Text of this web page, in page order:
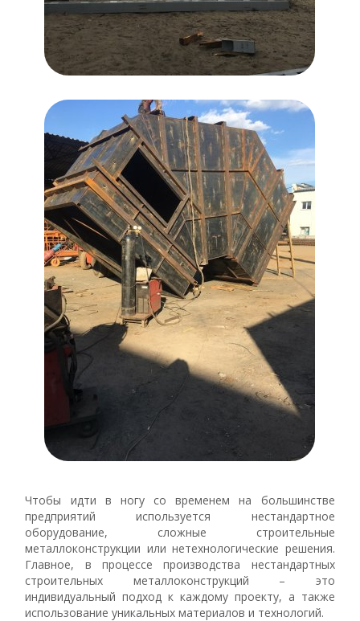
Чтобы идти в ногу со временем на большинстве
предприятий используется нестандартное
оборудование, сложные строительные
металлоконструкции или нетехнологические решения.
Главное, в процессе производства нестандартных
строительных металлоконструкций – это
индивидуальный подход к каждому проекту, а также
использование уникальных материалов и технологий.